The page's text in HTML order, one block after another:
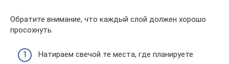
Обратите внимание, что каждый слой должен хорошо
просохнуть.
Натираем свечой те места, где планируете